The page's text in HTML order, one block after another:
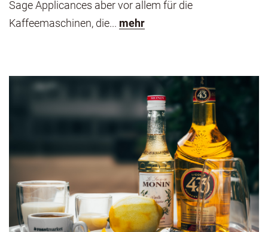
Sage Applicances aber vor allem für die
Kaffeemaschinen, die... mehr